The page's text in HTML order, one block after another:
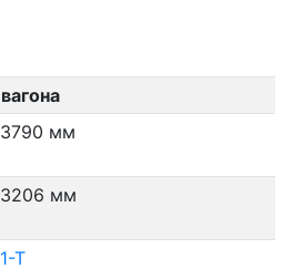
3790 мм
3206 мм
1-Т